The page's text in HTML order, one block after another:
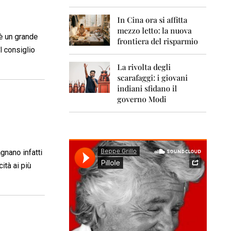
1
1
2
0
un grande
consiglio
infatti
ai più
In Cina ora si affitta
mezzo letto: la nuova
frontiera del risparmio
La rivolta degli
scarafaggi: i giovani
indiani sfidano il
governo Modi